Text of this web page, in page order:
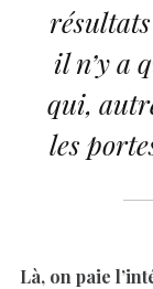
il n’y a
qui,
les
Là, on paie